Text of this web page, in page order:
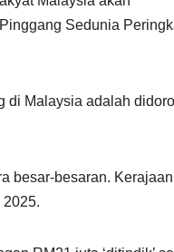
Sedunia
di Malaysia adalah
besar-besaran.